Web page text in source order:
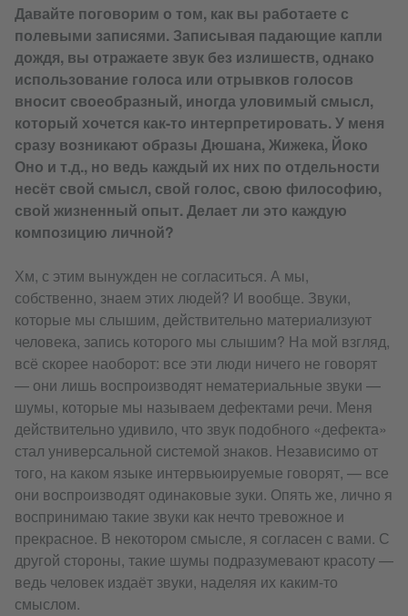
Давайте поговорим о том, как вы работаете с
полевыми записями. Записывая падающие капли
дождя, вы отражаете звук без излишеств, однако
использование голоса или отрывков голосов
вносит своеобразный, иногда уловимый смысл,
который хочется как-то интерпретировать. У меня
сразу возникают образы Дюшана, Жижека, Йоко
Оно и т.д., но ведь каждый их них по отдельности
несёт свой смысл, свой голос, свою философию,
свой жизненный опыт. Делает ли это каждую
композицию личной?
Хм, с этим вынужден не согласиться. А мы,
собственно, знаем этих людей? И вообще. Звуки,
которые мы слышим, действительно материализуют
человека, запись которого мы слышим? На мой взгляд,
всё скорее наоборот: все эти люди ничего не говорят
— они лишь воспроизводят нематериальные звуки —
шумы, которые мы называем дефектами речи. Меня
действительно удивило, что звук подобного «дефекта»
стал универсальной системой знаков. Независимо от
того, на каком языке интервьюируемые говорят, — все
они воспроизводят одинаковые зуки. Опять же, лично я
воспринимаю такие звуки как нечто тревожное и
прекрасное. В некотором смысле, я согласен с вами. С
другой стороны, такие шумы подразумевают красоту —
ведь человек издаёт звуки, наделяя их каким-то
смыслом.